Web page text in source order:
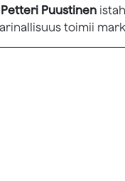
Petteri Puustinen
toimii